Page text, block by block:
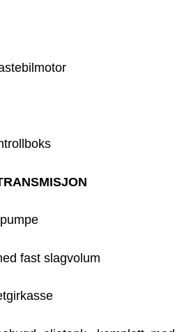
fast slagvolum